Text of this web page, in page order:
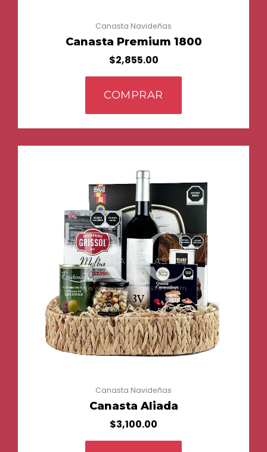
Canasta Navideñas
Canasta Premium 1800
$2,855.00
COMPRAR
Canasta Navideñas
Canasta Aliada
$3,100.00